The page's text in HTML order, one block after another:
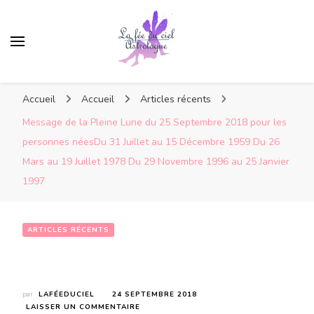
Accueil Accueil
Articles récents
Message de la Pleine Lune du 25 Septembre 2018 pour les
personnes néesDu 31 Juillet au 15 Décembre 1959 Du 26
Mars au 19 Juillet 1978 Du 29 Novembre 1996 au 25 Janvier
1997
ARTICLES RÉCENTS
par LAFÉEDUCIEL
24 SEPTEMBRE 2018
LAISSER UN COMMENTAIRE